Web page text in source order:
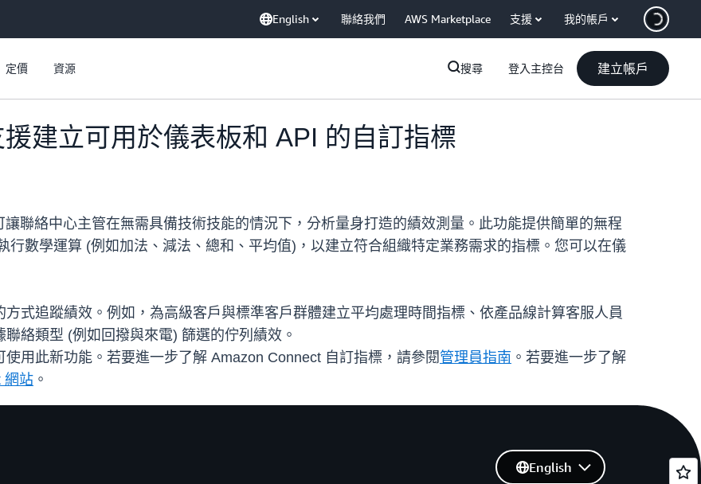
English 聯絡我們 AWS Marketplace 支援 我的帳戶
定價 資源 搜尋 登入主控台 建立帳戶
建立可用於儀表板和 API 的自訂指標
聯絡中心主管在無需具備技術技能的情況下，分析量身打造的績效測量。此功能提供簡單的無程
行數學運算 (例如加法、減法、總和、平均值)，以建立符合組織特定業務需求的指標。您可以在儀
式追蹤績效。例如，為高級客戶與標準客戶群體建立平均處理時間指標、依產品線計算客服人員
絡類型 (例如回撥與來電) 篩選的佇列績效。
使用此新功能。若要進一步了解 Amazon Connect 自訂指標，請參閱管理員指南 。若要進一步了解
網站 。
English